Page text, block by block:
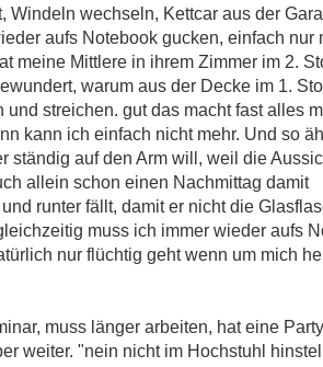
wechseln, Kettcar aus der
aufs Notebook gucken, einfach nur
meine Mittlere in ihrem Zimmer im 2.
warum aus der Decke im 1.
streichen. gut das macht fast alles
kann ich einfach nicht mehr. Und so
ständig auf den Arm will, weil die
allein schon einen Nachmittag damit
runter fällt, damit er nicht die
muss ich immer wieder aufs
nur flüchtig geht wenn um mich
muss länger arbeiten, hat eine
weiter. "nein nicht im Hochstuhl